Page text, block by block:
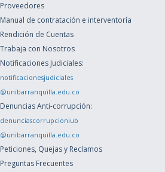
Proveedores
Manual de contratación e interventoría
Rendición de Cuentas
Trabaja con Nosotros
Notificaciones Judiciales:
notificacionesjudiciales
@unibarranquilla.edu.co
Denuncias Anti-corrupción:
denunciascorrupcioniub
@unibarranquilla.edu.co
Peticiones, Quejas y Reclamos
Preguntas Frecuentes